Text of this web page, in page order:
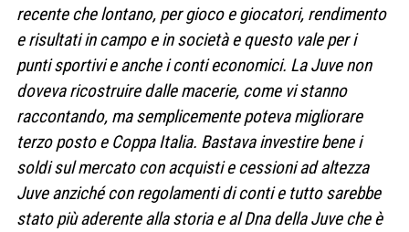
recente che lontano, per gioco e giocatori, rendimento
e risultati in campo e in società e questo vale per i
punti sportivi e anche i conti economici. La Juve non
doveva ricostruire dalle macerie, come vi stanno
raccontando, ma semplicemente poteva migliorare
terzo posto e Coppa Italia. Bastava investire bene i
soldi sul mercato con acquisti e cessioni ad altezza
Juve anziché con regolamenti di conti e tutto sarebbe
stato più aderente alla storia e al Dna della Juve che è